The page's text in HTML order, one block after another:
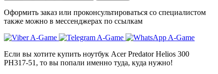
Оформить заказ или проконсультироваться со специалистом
также можно в мессенджерах по ссылкам
Если вы хотите купить ноутбук Acer Predator Helios 300
PH317-51, то вы попали именно туда, куда нужно!